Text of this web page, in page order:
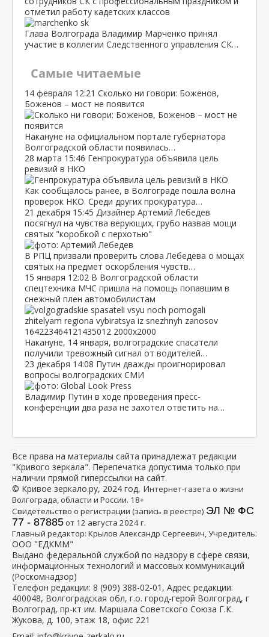
отметил работу кадетских классов
Глава Волгограда Владимир Марченко принял
участие в коллегии Следственного управления СК…
Самые читаемые
14 февраля 12:21 Сколько ни говори: Боженов,
Боженов – мост не появится
Накануне на официальном портале губернатора
Волгоградской области появилась…
28 марта 15:46 Генпрокуратура объявила цель
ревизий в НКО
Как сообщалось ранее, в Волгограде пошла волна
проверок НКО. Среди других прокуратура…
21 декабря 15:45 Дизайнер Артемий Лебедев
посягнул на чувства верующих, грубо назвав мощи
святых "коробкой с перхотью"
В РПЦ призвали проверить слова Лебедева о мощах
святых на предмет оскорбления чувств…
15 января 12:02 В Волгоградской области
спецтехника МЧС пришла на помощь попавшим в
снежный плен автомобилистам
Накануне, 14 января, волгоградские спасатели
получили тревожный сигнал от водителей…
23 декабря 14:08 Путин дважды проигнорировал
вопросы волгоградских СМИ
Владимир Путин в ходе проведения пресс-
конференции два раза не захотел ответить на…
Все права на материалы сайта принадлежат редакции
"Кривого зеркала". Перепечатка допустима только при
наличии прямой гиперссылки на сайт.
© Кривое зеркало.ру, 2024 год, Интернет-газета о жизни
Волгограда, области и России. 18+
Свидетельство о регистрации (запись в реестре) ЭЛ № ФС
77 - 87885от 12 августа 2024 г.
Главный редактор: Крылов Александр Сергеевич, Учредитель:
ООО "ЕДКММ"
Выдано федеральной службой по надзору в сфере связи,
информационных технологий и массовых коммуникаций
(Роскомнадзор)
Телефон редакции: 8 (909) 388-02-01 , Адрес редакции:
400048, Волгоградская обл, г.о. город-герой Волгоград, г
Волгоград, пр-кт им. Маршала Советского Союза Г.К.
Жукова, д. 100, этаж 18, офис 221